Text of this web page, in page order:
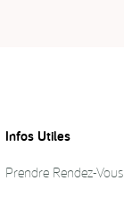
Infos Utiles
Prendre Rendez-Vous